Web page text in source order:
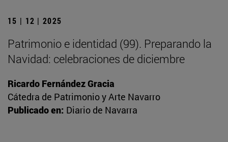
15 | 12 | 2025
Patrimonio e identidad (99). Preparando la
Navidad: celebraciones de diciembre
Ricardo Fernández Gracia
Cátedra de Patrimonio y Arte Navarro
Publicado en: Diario de Navarra